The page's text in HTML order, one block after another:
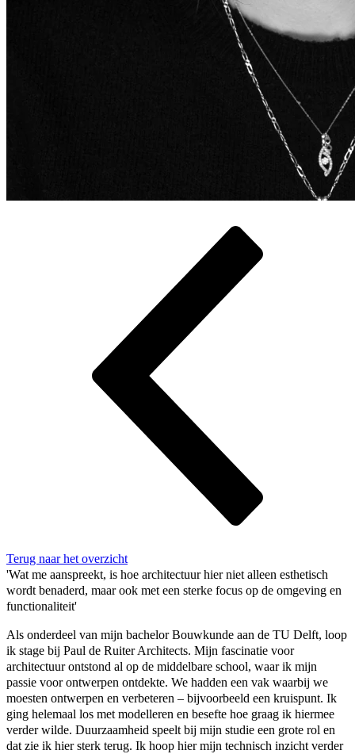
Terug naar het overzicht
'Wat me aanspreekt, is hoe architectuur hier niet alleen esthetisch
wordt benaderd, maar ook met een sterke focus op de omgeving en
functionaliteit'
Als onderdeel van mijn bachelor Bouwkunde aan de TU Delft, loop
ik stage bij Paul de Ruiter Architects. Mijn fascinatie voor
architectuur ontstond al op de middelbare school, waar ik mijn
passie voor ontwerpen ontdekte. We hadden een vak waarbij we
moesten ontwerpen en verbeteren – bijvoorbeeld een kruispunt. Ik
ging helemaal los met modelleren en besefte hoe graag ik hiermee
verder wilde. Duurzaamheid speelt bij mijn studie een grote rol en
dat zie ik hier sterk terug. Ik hoop hier mijn technisch inzicht verder